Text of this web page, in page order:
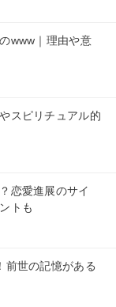
www｜理由や意
スピリチュアル的
恋愛進展のサイ
トも
前世の記憶がある